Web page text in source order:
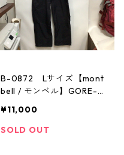
B-0872 Lサイズ【mont
bell / モンベル】GORE-T
パンツ：メンズBK
¥11,000
SOLD OUT